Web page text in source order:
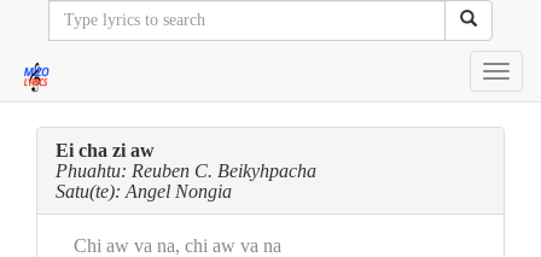
Ei cha zi aw
Phuahtu: Reuben C. Beikyhpacha
Satu(te): Angel Nongia
Chi aw va na, chi aw va na